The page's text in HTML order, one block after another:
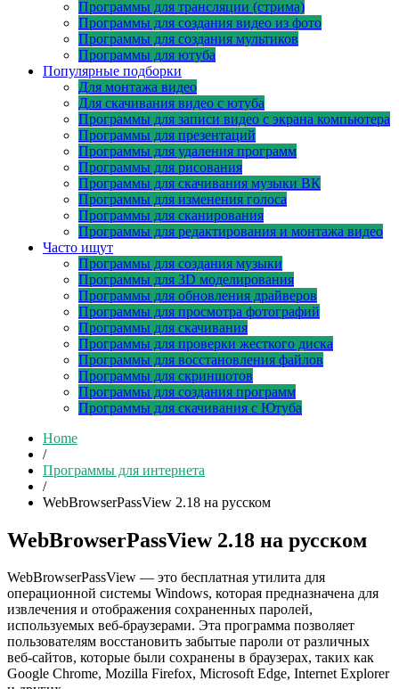
Программы для трансляции (стрима)
Программы для создания видео из фото
Программы для создания мультиков
Программы для ютуба
Популярные подборки
Для монтажа видео
Для скачивания видео с ютуба
Программы для записи видео с экрана компьютера
Программы для презентаций
Программы для удаления программ
Программы для рисования
Программы для скачивания музыки ВК
Программы для изменения голоса
Программы для сканирования
Программы для редактирования и монтажа видео
Часто ищут
Программы для создания музыки
Программы для 3D моделирования
Программы для обновления драйверов
Программы для просмотра фотографий
Программы для скачивания
Программы для проверки жесткого диска
Программы для восстановления файлов
Программы для скриншотов
Программы для создания программ
Программы для скачивания с Ютуба
Home
/
Программы для интернета
/
WebBrowserPassView 2.18 на русском
WebBrowserPassView 2.18 на русском
WebBrowserPassView — это бесплатная утилита для
операционной системы Windows, которая предназначена для
извлечения и отображения сохраненных паролей,
используемых веб-браузерами. Эта программа позволяет
пользователям восстановить забытые пароли от различных
веб-сайтов, которые были сохранены в браузерах, таких как
Google Chrome, Mozilla Firefox, Microsoft Edge, Internet Explorer